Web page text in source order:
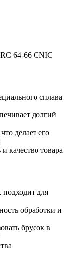
64-66 CNIC
сплава
долгий
делает его
качество товара
для
обработки и
брусок в